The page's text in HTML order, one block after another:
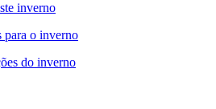
inverno
para o inverno
do inverno